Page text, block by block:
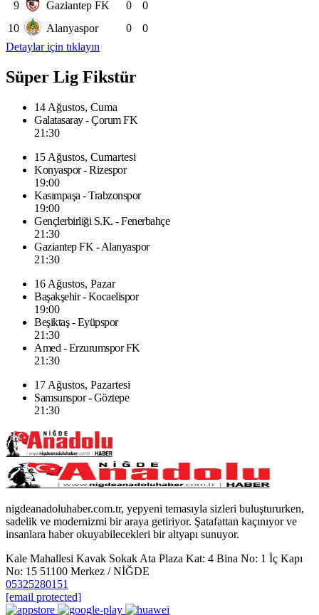
9
Gaziantep FK 0
0
10
Alanyaspor 0
0
Detaylar için tıklayın
Süper Lig Fikstür
14 Ağustos, Cuma
Galatasaray - Çorum FK
21:30
15 Ağustos, Cumartesi
Konyaspor - Rizespor
19:00
Kasımpaşa - Trabzonspor
19:00
Gençlerbirliği S.K. - Fenerbahçe
21:30
Gaziantep FK - Alanyaspor
21:30
16 Ağustos, Pazar
Başakşehir - Kocaelispor
19:00
Beşiktaş - Eyüpspor
21:30
Amed - Erzurumspor FK
21:30
17 Ağustos, Pazartesi
Samsunspor - Göztepe
21:30
nigdeanadoluhaber.com.tr, yepyeni temasıyla sizleri buluştururken,
sadelik ve modernizmi bir araya getiriyor. Şatafattan kaçınıyor ve
insanlara haber okuyabilecekleri bir altyapı sunuyor.
Kale Mahallesi Kavak Sokak Ata Plaza Kat: 4 Bina No: 1 İç Kapı
No: 15 51100 Merkez / NİĞDE
05325280151
[email protected]